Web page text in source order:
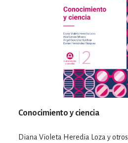
Conocimiento y ciencia
Diana Violeta Heredia Loza y otros